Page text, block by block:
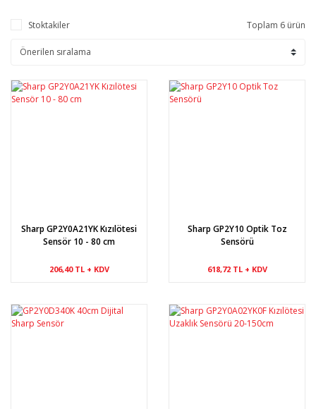
Stoktakiler Toplam 6 ürün
Sharp GP2Y0A21YK Kızılötesi
Sensör 10 - 80 cm
206,40 TL + KDV
Sharp GP2Y10 Optik Toz
Sensörü
618,72 TL + KDV